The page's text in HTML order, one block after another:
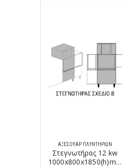
ΑΞΕΣΟΥΆΡ ΠΛΥΝΤΗΡΊΩΝ
Στεγνωτήρας 12 kw
1000x800x1850(h)mm